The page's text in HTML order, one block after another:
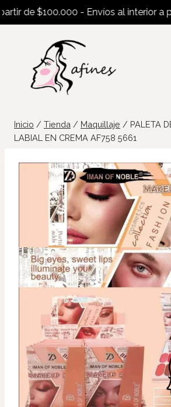
de $100.000 - Envíos al interior a
contenido
Inicio / Tienda / Maquillaje / PALETA
LABIAL EN CREMA AF758 5661